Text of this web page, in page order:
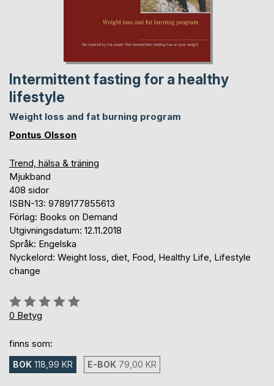
Intermittent fasting for a healthy
lifestyle
Weight loss and fat burning program
Pontus Olsson
Trend, hälsa & träning
Mjukband
408 sidor
ISBN-13: 9789177855613
Förlag: Books on Demand
Utgivningsdatum: 12.11.2018
Språk: Engelska
Nyckelord: Weight loss, diet, Food, Healthy Life, Lifestyle
change
Betyg::
0%
0 Betyg
finns som:
BOK 118,99 KR E-BOK 79,00 KR